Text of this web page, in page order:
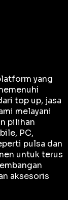
yang
top up, jasa
melayani
pilihan
PC,
pulsa dan
untuk terus
aksesoris